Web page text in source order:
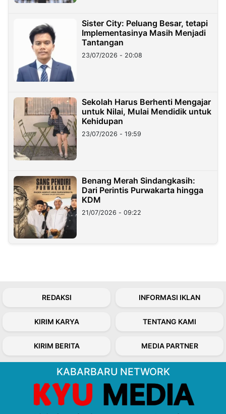
Sister City: Peluang Besar, tetapi
Implementasinya Masih Menjadi
Tantangan
23/07/2026 - 20:08
Sekolah Harus Berhenti Mengajar
untuk Nilai, Mulai Mendidik untuk
Kehidupan
23/07/2026 - 19:59
Benang Merah Sindangkasih:
Dari Perintis Purwakarta hingga
KDM
21/07/2026 - 09:22
REDAKSI INFORMASI IKLAN
KIRIM KARYA TENTANG KAMI
KIRIM BERITA MEDIA PARTNER
KABARBARU NETWORK